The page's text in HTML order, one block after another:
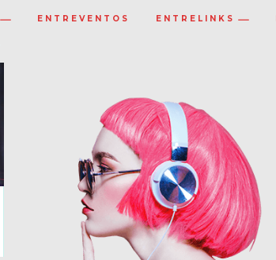
ENTREVENTOS ENTRELINKS